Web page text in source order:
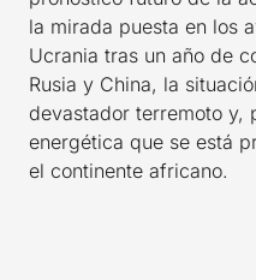
la mirada puesta en los
Ucrania tras un año de
Rusia y China, la
devastador terremoto y,
energética que se está
el continente africano.